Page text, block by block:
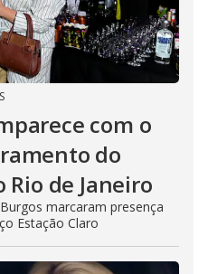
com o
do
de Janeiro
marcaram presença
Estação Claro